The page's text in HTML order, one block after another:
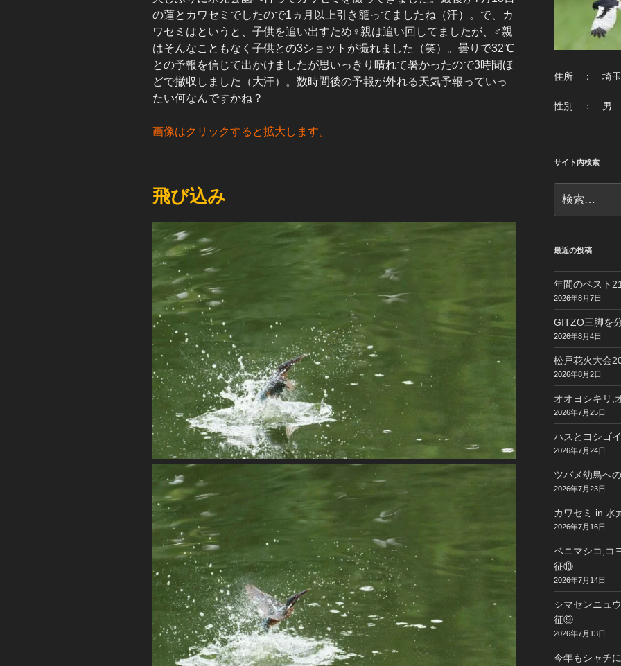
の蓮とカワセミでしたので1ヵ月以上引き籠ってましたね（汗）。で、カ
ワセミはというと、子供を追い出すため♀親は追い回してましたが、♂親
はそんなこともなく子供との3ショットが撮れました（笑）。曇りで32℃
との予報を信じて出かけましたが思いっきり晴れて暑かったので3時間ほ
どで撤収しました（大汗）。数時間後の予報が外れる天気予報っていっ
たい何なんですかね？
画像はクリックすると拡大します。
飛び込み
住所 ： 埼玉
性別 ： 男
サイト内検索
索:
最近の投稿
年間のベスト
2026年8月7日
GITZO三脚を
2026年8月4日
松戸花火大会
2026年8月2日
オオヨシキリ,
2026年7月25日
ハスとヨシゴ
2026年7月24日
ツバメ幼鳥へ
2026年7月23日
カワセミ in 水
2026年7月16日
ベニマシコ,コ
征⑩
2026年7月14日
シマセンニュ
征⑨
2026年7月13日
今年もシャチ